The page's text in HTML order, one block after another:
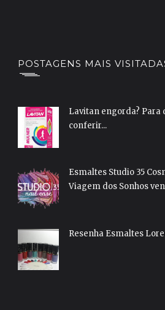
POSTAGENS MAIS
Lavitan engorda? Para
conferir...
Esmaltes Studio 35
Viagem dos Sonhos
Resenha Esmaltes